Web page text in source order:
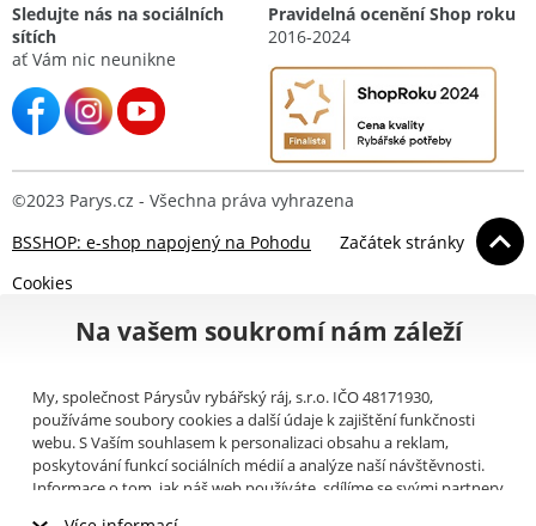
Sledujte nás na sociálních
sítích
ať Vám nic neunikne
Pravidelná ocenění Shop roku
2016-2024
©2023 Parys.cz - Všechna práva vyhrazena
BSSHOP: e-shop napojený na Pohodu
Začátek stránky
Cookies
Na vašem soukromí nám záleží
My, společnost Párysův rybářský ráj, s.r.o. IČO 48171930,
používáme soubory cookies a další údaje k zajištění funkčnosti
webu. S Vaším souhlasem k personalizaci obsahu a reklam,
poskytování funkcí sociálních médií a analýze naší návštěvnosti.
Informace o tom, jak náš web používáte, sdílíme se svými partnery